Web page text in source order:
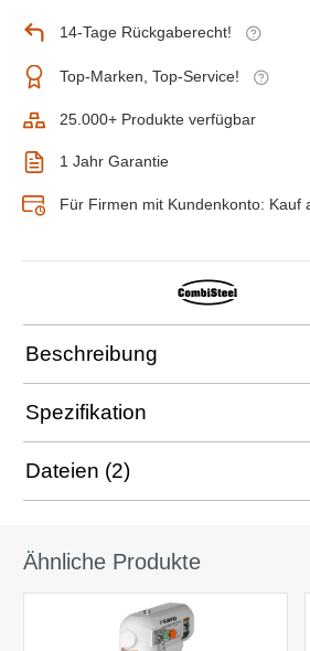
14-Tage Rückgaberecht!
Top-Marken, Top-Service!
25.000+ Produkte verfügbar
1 Jahr Garantie
Für Firmen mit Kundenkonto: Kauf
Beschreibung
Spezifikation
Dateien (2)
Ähnliche Produkte